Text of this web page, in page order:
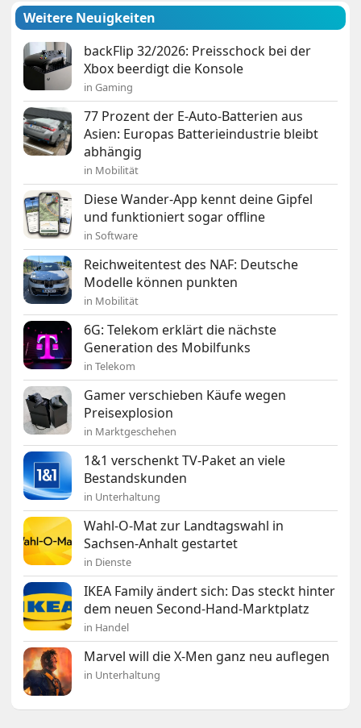
Weitere Neuigkeiten
backFlip 32/2026: Preisschock bei der
Xbox beerdigt die Konsole
in Gaming
77 Prozent der E-Auto-Batterien aus
Asien: Europas Batterieindustrie bleibt
abhängig
in Mobilität
Diese Wander-App kennt deine Gipfel
und funktioniert sogar offline
in Software
Reichweitentest des NAF: Deutsche
Modelle können punkten
in Mobilität
6G: Telekom erklärt die nächste
Generation des Mobilfunks
in Telekom
Gamer verschieben Käufe wegen
Preisexplosion
in Marktgeschehen
1&1 verschenkt TV-Paket an viele
Bestandskunden
in Unterhaltung
Wahl-O-Mat zur Landtagswahl in
Sachsen-Anhalt gestartet
in Dienste
IKEA Family ändert sich: Das steckt hinter
dem neuen Second-Hand-Marktplatz
in Handel
Marvel will die X-Men ganz neu auflegen
in Unterhaltung